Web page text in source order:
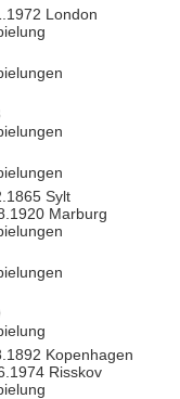
London
Sylt
Marburg
Kopenhagen
Risskov